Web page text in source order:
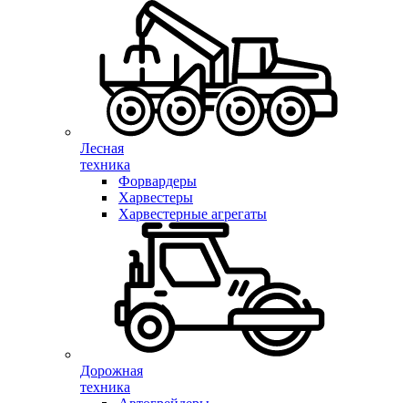
Лесная
техника
Форвардеры
Харвестеры
Харвестерные агрегаты
Дорожная
техника